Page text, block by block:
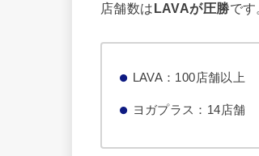
店舗数はLAVAが圧勝で
LAVA：100店舗以上
ヨガプラス：14店舗